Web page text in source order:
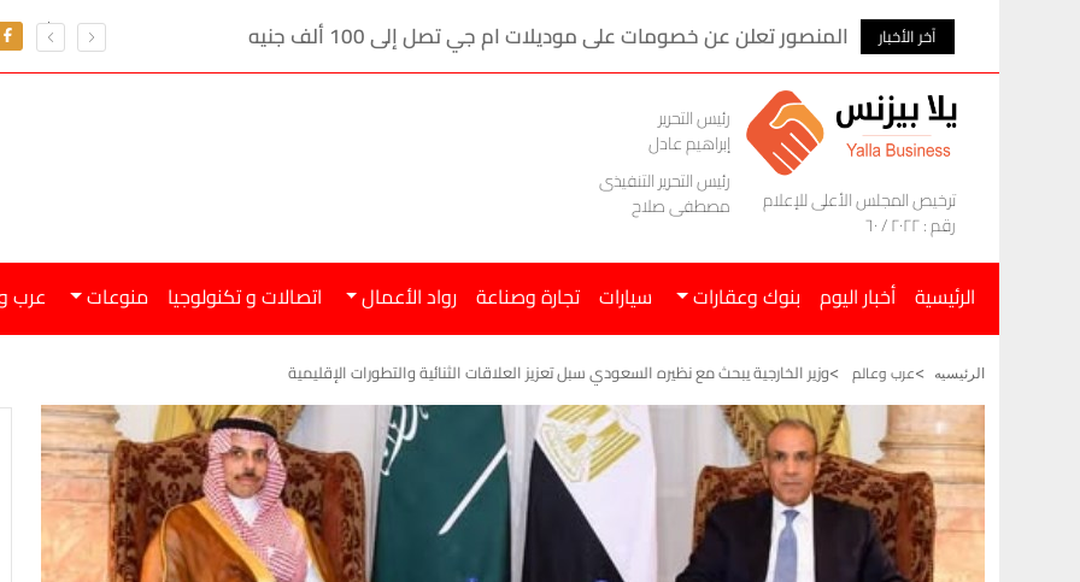
آخر الأخبار المنصور تعلن عن خصومات على موديلات ام جي تصل إلى 100 ألف جنيه
ترخيص المجلس الأعلى للإعلام
رقم : ٢٠٢٢ / ٦٠
رئيس التحرير
إبراهيم عادل
رئيس التحرير التنفيذى
مصطفى صلاح
الرئيسية أخبار اليوم بنوك وعقارات سيارات تجارة وصناعة رواد الأعمال اتصالات و تكنولوجيا منوعات عرب
الرئيسيه عرب وعالم وزير الخارجية يبحث مع نظيره السعودي سبل تعزيز العلاقات الثنائية والتطورات الإقليمية